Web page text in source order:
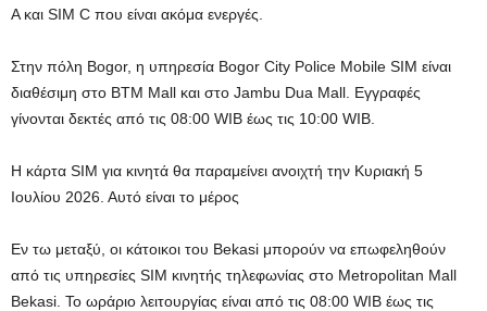
A και SIM C που είναι ακόμα ενεργές.
Στην πόλη Bogor, η υπηρεσία Bogor City Police Mobile SIM είναι
διαθέσιμη στο BTM Mall και στο Jambu Dua Mall. Εγγραφές
γίνονται δεκτές από τις 08:00 WIB έως τις 10:00 WIB.
Η κάρτα SIM για κινητά θα παραμείνει ανοιχτή την Κυριακή 5
Ιουλίου 2026. Αυτό είναι το μέρος
Εν τω μεταξύ, οι κάτοικοι του Bekasi μπορούν να επωφεληθούν
από τις υπηρεσίες SIM κινητής τηλεφωνίας στο Metropolitan Mall
Bekasi. Το ωράριο λειτουργίας είναι από τις 08:00 WIB έως τις